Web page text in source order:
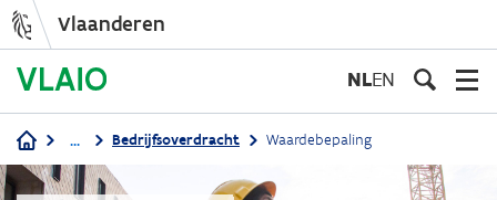
gaan
Vlaanderen
NLEN
Kruimelpad
... Bedrijfsoverdracht Waardebepaling